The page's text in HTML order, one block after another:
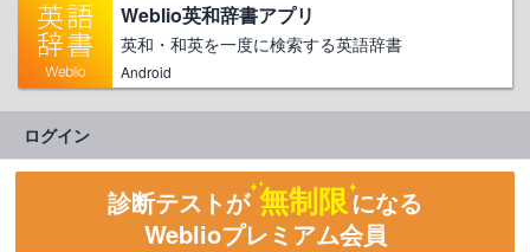
Weblio英和辞書アプリ
英和・和英を一度に検索する英語辞書
Android
ログイン
診断テストが 無制限になる
Weblioプレミアム会員